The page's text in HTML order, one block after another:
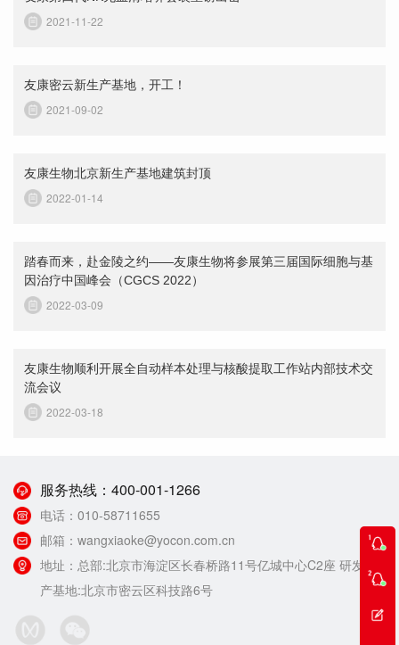
2021-11-22
友康密云新生产基地，开工！
2021-09-02
友康生物北京新生产基地建筑封顶
2022-01-14
踏春而来，赴金陵之约——友康生物将参展第三届国际细胞与基
因治疗中国峰会（CGCS 2022）
2022-03-09
友康生物顺利开展全自动样本处理与核酸提取工作站内部技术交
流会议
2022-03-18
服务热线： 400-001-1266
电话： 010-58711655
邮箱： wangxiaoke@yocon.com.cn
地址： 总部:北京市海淀区长春桥路11号亿城中心C2座 研发生
产基地:北京市密云区科技路6号